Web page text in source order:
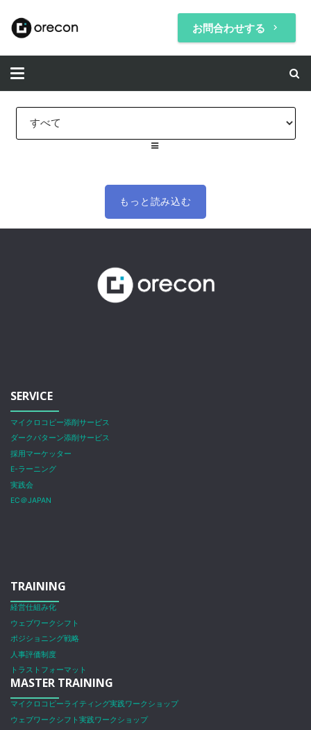
お問合わせする keyboard_arrow_right
もっと読み込む
SERVICE
マイクロコピー添削サービス
ダークパターン添削サービス
採用マーケッター
E-ラーニング
実践会
EC＠JAPAN
TRAINING
経営仕組み化
ウェブワークシフト
ポジショニング戦略
人事評価制度
トラストフォーマット
MASTER TRAINING
マイクロコピーライティング実践ワークショップ
ウェブワークシフト実践ワークショップ